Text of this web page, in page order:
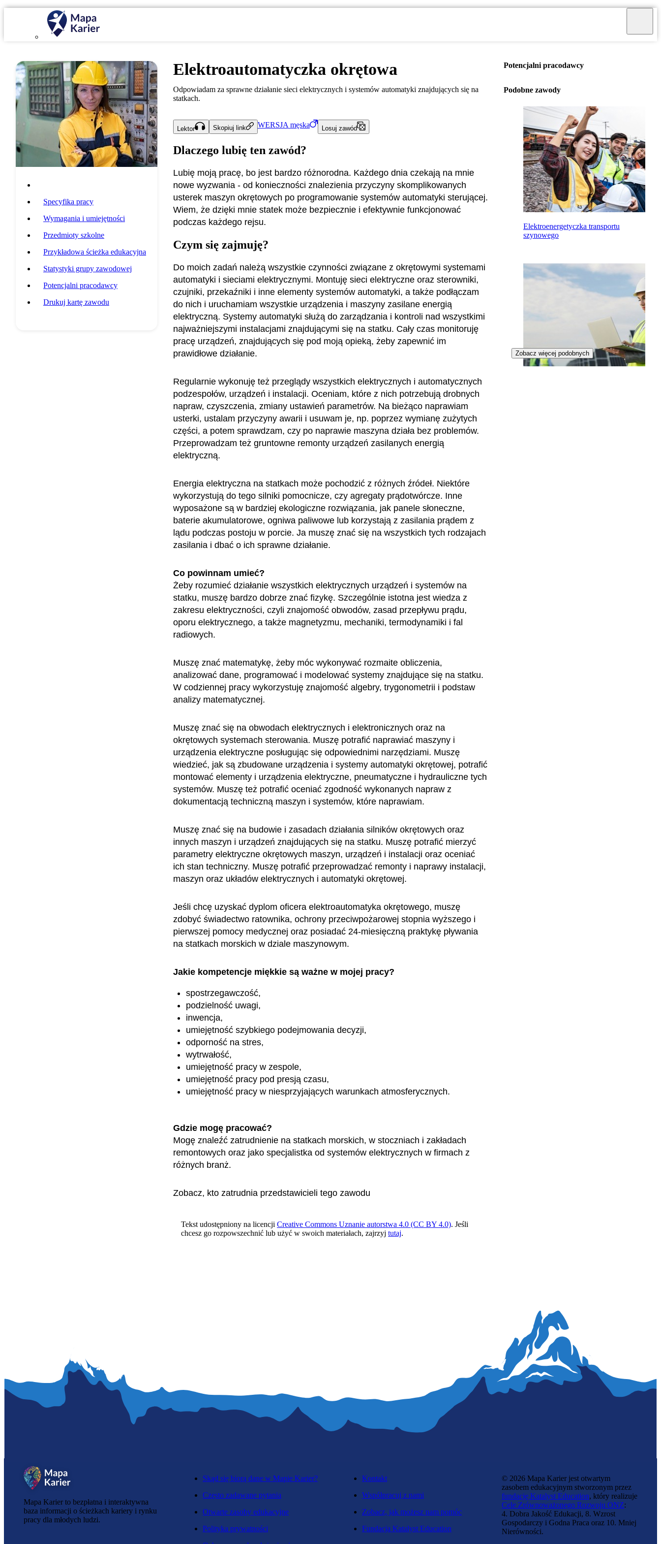
Specyfika pracy
Wymagania i umiejętności
Przedmioty szkolne
Przykładowa ścieżka edukacyjna
Statystyki grupy zawodowej
Potencjalni pracodawcy
Drukuj kartę zawodu
Elektroautomatyczka okrętowa
Odpowiadam za sprawne działanie sieci elektrycznych i systemów automatyki znajdujących się na
statkach.
Lektor Skopiuj link WERSJA męska Losuj zawód
Dlaczego lubię ten zawód?
Lubię moją pracę, bo jest bardzo różnorodna. Każdego dnia czekają na mnie
nowe wyzwania - od konieczności znalezienia przyczyny skomplikowanych
usterek maszyn okrętowych po programowanie systemów automatyki sterującej.
Wiem, że dzięki mnie statek może bezpiecznie i efektywnie funkcjonować
podczas każdego rejsu.
Czym się zajmuję?
Do moich zadań należą wszystkie czynności związane z okrętowymi systemami
automatyki i sieciami elektrycznymi. Montuję sieci elektryczne oraz sterowniki,
czujniki, przekaźniki i inne elementy systemów automatyki, a także podłączam
do nich i uruchamiam wszystkie urządzenia i maszyny zasilane energią
elektryczną. Systemy automatyki służą do zarządzania i kontroli nad wszystkimi
najważniejszymi instalacjami znajdującymi się na statku. Cały czas monitoruję
pracę urządzeń, znajdujących się pod moją opieką, żeby zapewnić im
prawidłowe działanie.
Regularnie wykonuję też przeglądy wszystkich elektrycznych i automatycznych
podzespołów, urządzeń i instalacji. Oceniam, które z nich potrzebują drobnych
napraw, czyszczenia, zmiany ustawień parametrów. Na bieżąco naprawiam
usterki, ustalam przyczyny awarii i usuwam je, np. poprzez wymianę zużytych
części, a potem sprawdzam, czy po naprawie maszyna działa bez problemów.
Przeprowadzam też gruntowne remonty urządzeń zasilanych energią
elektryczną.
Energia elektryczna na statkach może pochodzić z różnych źródeł. Niektóre
wykorzystują do tego silniki pomocnicze, czy agregaty prądotwórcze. Inne
wyposażone są w bardziej ekologiczne rozwiązania, jak panele słoneczne,
baterie akumulatorowe, ogniwa paliwowe lub korzystają z zasilania prądem z
lądu podczas postoju w porcie. Ja muszę znać się na wszystkich tych rodzajach
zasilania i dbać o ich sprawne działanie.
Co powinnam umieć?
Żeby rozumieć działanie wszystkich elektrycznych urządzeń i systemów na
statku, muszę bardzo dobrze znać fizykę. Szczególnie istotna jest wiedza z
zakresu elektryczności, czyli znajomość obwodów, zasad przepływu prądu,
oporu elektrycznego, a także magnetyzmu, mechaniki, termodynamiki i fal
radiowych.
Muszę znać matematykę, żeby móc wykonywać rozmaite obliczenia,
analizować dane, programować i modelować systemy znajdujące się na statku.
W codziennej pracy wykorzystuję znajomość algebry, trygonometrii i podstaw
analizy matematycznej.
Muszę znać się na obwodach elektrycznych i elektronicznych oraz na
okrętowych systemach sterowania. Muszę potrafić naprawiać maszyny i
urządzenia elektryczne posługując się odpowiednimi narzędziami. Muszę
wiedzieć, jak są zbudowane urządzenia i systemy automatyki okrętowej, potrafić
montować elementy i urządzenia elektryczne, pneumatyczne i hydrauliczne tych
systemów. Muszę też potrafić oceniać zgodność wykonanych napraw z
dokumentacją techniczną maszyn i systemów, które naprawiam.
Muszę znać się na budowie i zasadach działania silników okrętowych oraz
innych maszyn i urządzeń znajdujących się na statku. Muszę potrafić mierzyć
parametry elektryczne okrętowych maszyn, urządzeń i instalacji oraz oceniać
ich stan techniczny. Muszę potrafić przeprowadzać remonty i naprawy instalacji,
maszyn oraz układów elektrycznych i automatyki okrętowej.
Jeśli chcę uzyskać dyplom oficera elektroautomatyka okrętowego, muszę
zdobyć świadectwo ratownika, ochrony przeciwpożarowej stopnia wyższego i
pierwszej pomocy medycznej oraz posiadać 24-miesięczną praktykę pływania
na statkach morskich w dziale maszynowym.
Jakie kompetencje miękkie są ważne w mojej pracy?
spostrzegawczość,
podzielność uwagi,
inwencja,
umiejętność szybkiego podejmowania decyzji,
odporność na stres,
wytrwałość,
umiejętność pracy w zespole,
umiejętność pracy pod presją czasu,
umiejętność pracy w niesprzyjających warunkach atmosferycznych.
Gdzie mogę pracować?
Mogę znaleźć zatrudnienie na statkach morskich, w stoczniach i zakładach
remontowych oraz jako specjalistka od systemów elektrycznych w firmach z
różnych branż.
Zobacz, kto zatrudnia przedstawicieli tego zawodu
Tekst udostępniony na licencji Creative Commons Uznanie autorstwa 4.0 (CC BY 4.0). Jeśli
chcesz go rozpowszechnić lub użyć w swoich materiałach, zajrzyj tutaj.
Potencjalni pracodawcy
Podobne zawody
Elektroenergetyczka transportu
szynowego
Zobacz więcej podobnych
Mapa Karier to bezpłatna i interaktywna
baza informacji o ścieżkach kariery i rynku
pracy dla młodych ludzi.
Skąd się biorą dane w Mapie Karier?
Często zadawane pytania
Otwarte zasoby edukacyjne
Polityka prywatności
Kontakt
Współpracuj z nami
Zobacz, jak możesz nam pomóc
Fundacja Katalyst Education
© 2026 Mapa Karier jest otwartym
zasobem edukacyjnym stworzonym przez
fundację Katalyst Education, który realizuje
Cele Zrównoważonego Rozwoju ONZ:
4. Dobra Jakość Edukacji, 8. Wzrost
Gospodarczy i Godna Praca oraz 10. Mniej
Nierówności.